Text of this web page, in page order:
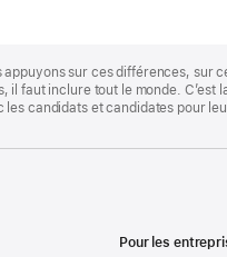
sur ces différences, sur
faut inclure tout le monde. C’est
candidats et candidates pour
Pour les